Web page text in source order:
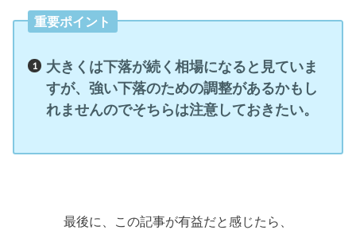
重要ポイント
大きくは下落が続く相場になると見ていま
すが、強い下落のための調整があるかもし
れませんのでそちらは注意しておきたい。
最後に、この記事が有益だと感じたら、